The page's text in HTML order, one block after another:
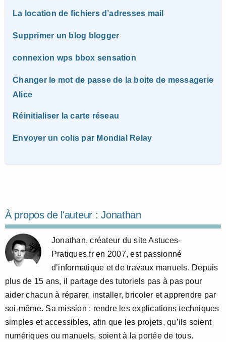
La location de fichiers d’adresses mail
Supprimer un blog blogger
connexion wps bbox sensation
Changer le mot de passe de la boite de messagerie
Alice
Réinitialiser la carte réseau
Envoyer un colis par Mondial Relay
À propos de l'auteur :Jonathan
Jonathan, créateur du site Astuces-
Pratiques.fr en 2007, est passionné
d’informatique et de travaux manuels. Depuis
plus de 15 ans, il partage des tutoriels pas à pas pour
aider chacun à réparer, installer, bricoler et apprendre par
soi-même. Sa mission : rendre les explications techniques
simples et accessibles, afin que les projets, qu’ils soient
numériques ou manuels, soient à la portée de tous.